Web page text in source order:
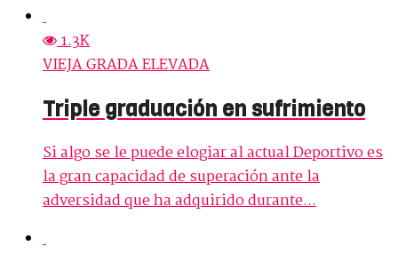
1.3K
VIEJA GRADA ELEVADA
Triple graduación en sufrimiento
Si algo se le puede elogiar al actual Deportivo es
la gran capacidad de superación ante la
adversidad que ha adquirido durante...